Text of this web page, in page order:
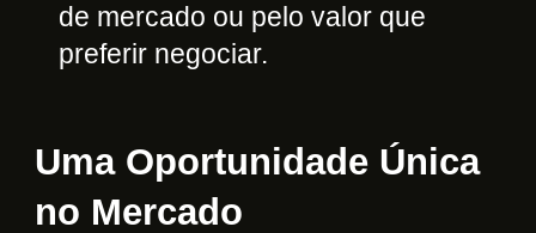
de mercado ou pelo valor que
preferir negociar.
Uma Oportunidade Única
no Mercado